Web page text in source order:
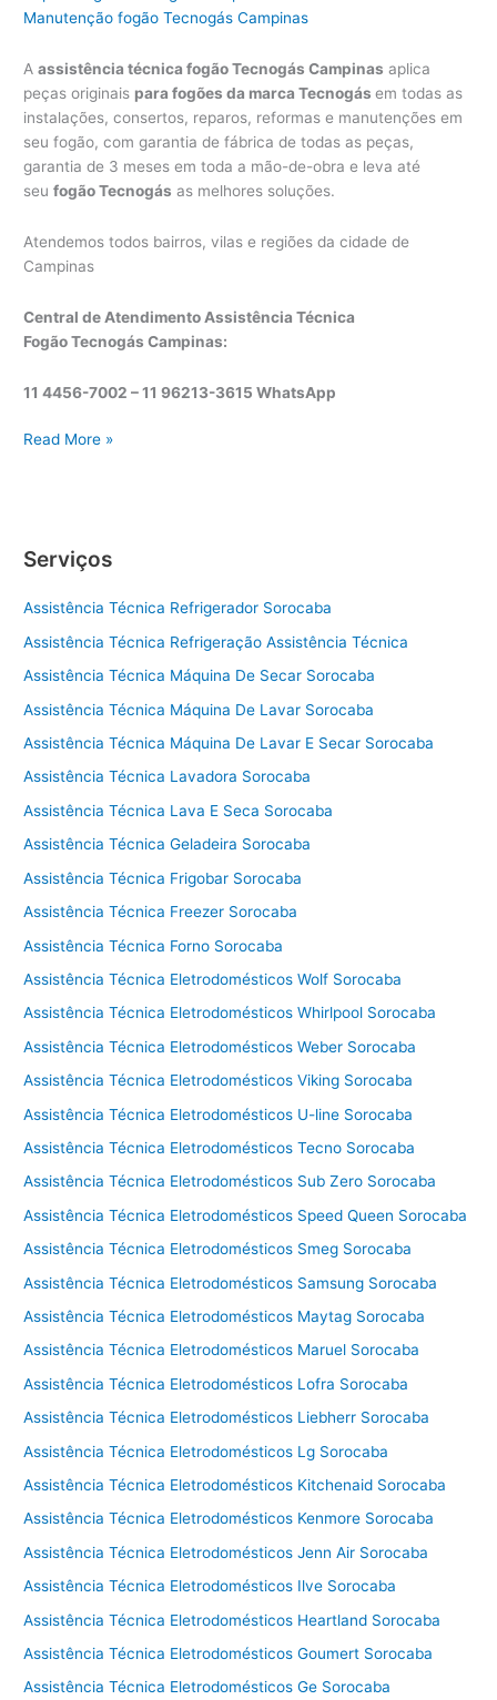
Manutenção fogão Tecnogás Campinas
Aassistência técnica fogão Tecnogás Campinas aplica
peças originais para fogões da marca Tecnogásem todas as
instalações, consertos, reparos, reformas e manutenções em
seu fogão, com garantia de fábrica de todas as peças,
garantia de 3 meses em toda a mão-de-obra e leva até
seufogão Tecnogás as melhores soluções.
Atendemos todos bairros, vilas e regiões da cidade de
Campinas
Central de Atendimento Assistência Técnica
Fogão Tecnogás Campinas:
11 4456-7002 – 11 96213-3615 WhatsApp
A
t
n
c
a
t
n
a
f
ã
o
e
c
n
g
á
a
m
i
n
a
Read More »
Serviços
Assistência Técnica Refrigerador Sorocaba
Assistência Técnica Refrigeração Assistência Técnica
Assistência Técnica Máquina De Secar Sorocaba
Assistência Técnica Máquina De Lavar Sorocaba
Assistência Técnica Máquina De Lavar E Secar Sorocaba
Assistência Técnica Lavadora Sorocaba
Assistência Técnica Lava E Seca Sorocaba
Assistência Técnica Geladeira Sorocaba
Assistência Técnica Frigobar Sorocaba
Assistência Técnica Freezer Sorocaba
Assistência Técnica Forno Sorocaba
Assistência Técnica Eletrodomésticos Wolf Sorocaba
Assistência Técnica Eletrodomésticos Whirlpool Sorocaba
Assistência Técnica Eletrodomésticos Weber Sorocaba
Assistência Técnica Eletrodomésticos Viking Sorocaba
Assistência Técnica Eletrodomésticos U-line Sorocaba
Assistência Técnica Eletrodomésticos Tecno Sorocaba
Assistência Técnica Eletrodomésticos Sub Zero Sorocaba
Assistência Técnica Eletrodomésticos Speed Queen Sorocaba
Assistência Técnica Eletrodomésticos Smeg Sorocaba
Assistência Técnica Eletrodomésticos Samsung Sorocaba
Assistência Técnica Eletrodomésticos Maytag Sorocaba
Assistência Técnica Eletrodomésticos Maruel Sorocaba
Assistência Técnica Eletrodomésticos Lofra Sorocaba
Assistência Técnica Eletrodomésticos Liebherr Sorocaba
Assistência Técnica Eletrodomésticos Lg Sorocaba
Assistência Técnica Eletrodomésticos Kitchenaid Sorocaba
Assistência Técnica Eletrodomésticos Kenmore Sorocaba
Assistência Técnica Eletrodomésticos Jenn Air Sorocaba
Assistência Técnica Eletrodomésticos Ilve Sorocaba
Assistência Técnica Eletrodomésticos Heartland Sorocaba
Assistência Técnica Eletrodomésticos Goumert Sorocaba
Assistência Técnica Eletrodomésticos Ge Sorocaba